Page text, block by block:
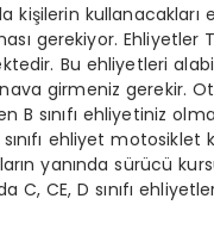
kişilerin kullanacakları
gerekiyor. Ehliyetler
Bu ehliyetleri
girmeniz gerekir.
B sınıfı ehliyetiniz
ehliyet motosiklet
yanında sürücü
C, CE, D sınıfı